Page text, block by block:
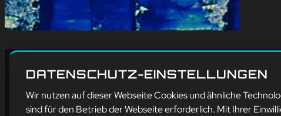
DATENSCHUTZ-EINSTELLUNGEN
Wir nutzen auf dieser Webseite Cookies und ähnliche
sind für den Betrieb der Webseite erforderlich. Mit Ihrer